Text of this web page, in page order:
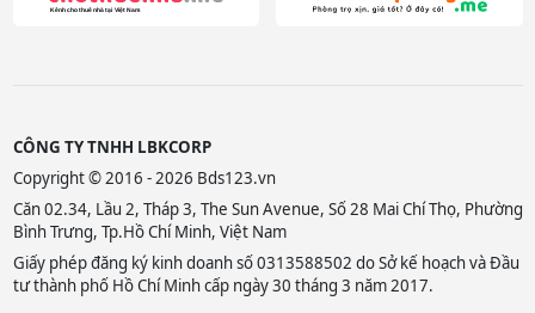
CÔNG TY TNHH LBKCORP
Copyright © 2016 - 2026 Bds123.vn
Căn 02.34, Lầu 2, Tháp 3, The Sun Avenue, Số 28 Mai Chí Thọ, Phường
Bình Trưng, Tp.Hồ Chí Minh, Việt Nam
Giấy phép đăng ký kinh doanh số 0313588502 do Sở kế hoạch và Đầu
tư thành phố Hồ Chí Minh cấp ngày 30 tháng 3 năm 2017.